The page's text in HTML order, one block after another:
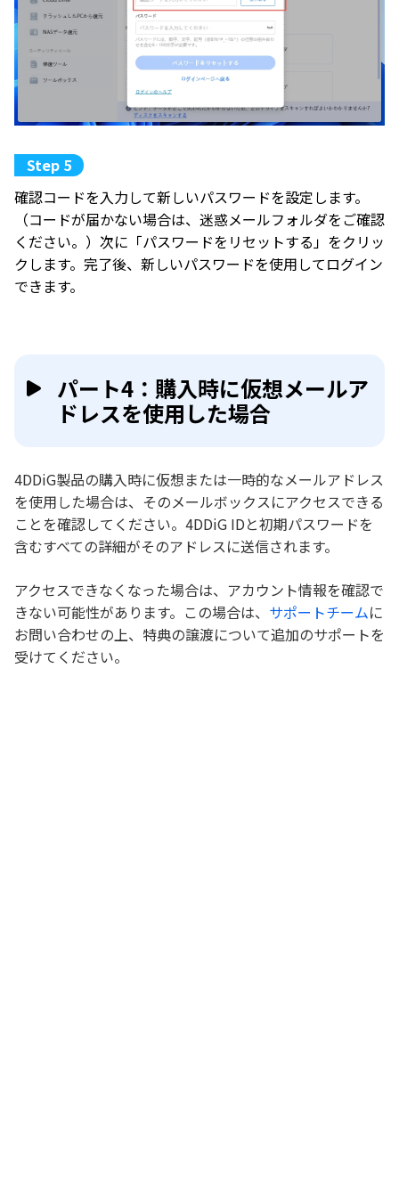
確認コードを入力して新しいパスワードを設定します。
（コードが届かない場合は、迷惑メールフォルダをご確認
ください。）次に「パスワードをリセットする」をクリッ
クします。完了後、新しいパスワードを使用してログイン
できます。
パート4：購入時に仮想メールア
ドレスを使用した場合
4DDiG製品の購入時に仮想または一時的なメールアドレス
を使用した場合は、そのメールボックスにアクセスできる
ことを確認してください。4DDiG IDと初期パスワードを
含むすべての詳細がそのアドレスに送信されます。
アクセスできなくなった場合は、アカウント情報を確認で
きない可能性があります。この場合は、 サポートチームに
お問い合わせの上、特典の譲渡について追加のサポートを
受けてください。